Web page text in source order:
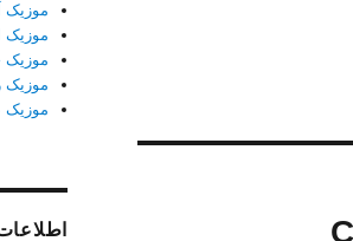
موزیک
موزیک
موزیک
موزیک